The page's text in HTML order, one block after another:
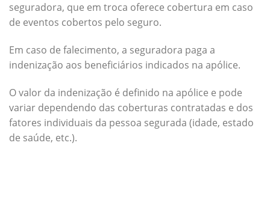
seguradora, que em troca oferece cobertura em caso
de eventos cobertos pelo seguro.
Em caso de falecimento, a seguradora paga a
indenização aos beneficiários indicados na apólice.
O valor da indenização é definido na apólice e pode
variar dependendo das coberturas contratadas e dos
fatores individuais da pessoa segurada (idade, estado
de saúde, etc.).